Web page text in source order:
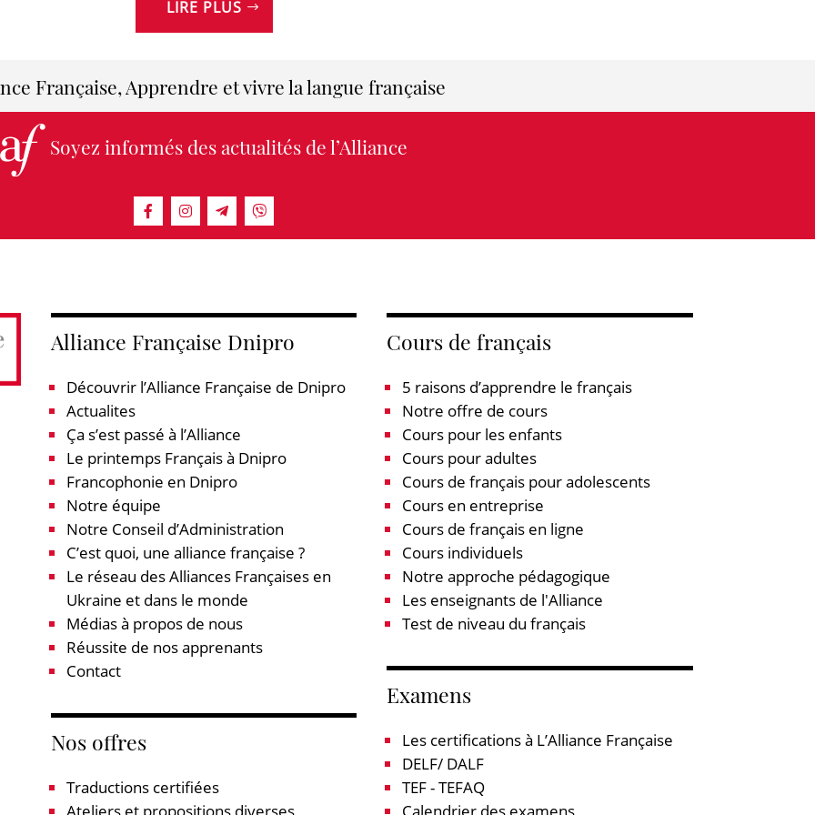
LIRE PLUS
Française, Apprendre et vivre la langue française
Soyez informés des actualités de l’Alliance
Alliance Française Dnipro
Découvrir l’Alliance Française de Dnipro
Actualites
Ça s’est passé à l’Alliance
Le printemps Français à Dnipro
Francophonie en Dnipro
Notre équipe
Notre Conseil d’Administration
C’est quoi, une alliance française ?
Le réseau des Alliances Françaises en
Ukraine et dans le monde
Médias à propos de nous
Réussite de nos apprenants
Contact
Nos offres
Traductions certifiées
Cours de français
5 raisons d’apprendre le français
Notre offre de cours
Cours pour les enfants
Cours pour adultes
Cours de français pour adolescents
Cours en entreprise
Cours de français en ligne
Cours individuels
Notre approche pédagogique
Les enseignants de l'Alliance
Test de niveau du français
Examens
Les certifications à L’Alliance Française
DELF/ DALF
TEF - TEFAQ